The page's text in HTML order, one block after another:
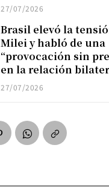
27/07/2026
Brasil elevó la
Milei y habló de una
“provocación sin
en la relación
27/07/2026